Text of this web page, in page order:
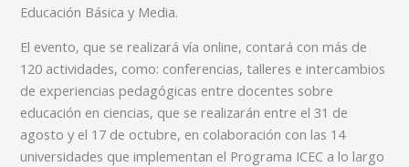
Educación Básica y Media.
El evento, que se realizará vía online, contará con más de
120 actividades, como: conferencias, talleres e intercambios
de experiencias pedagógicas entre docentes sobre
educación en ciencias, que se realizarán entre el 31 de
agosto y el 17 de octubre, en colaboración con las 14
universidades que implementan el Programa ICEC a lo largo